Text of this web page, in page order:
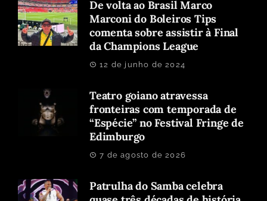
De volta ao Brasil Marco
Marconi do Boleiros Tips
comenta sobre assistir à Final
da Champions League
12 de junho de 2024
Teatro goiano atravessa
fronteiras com temporada de
“Espécie” no Festival Fringe de
Edimburgo
7 de agosto de 2026
Patrulha do Samba celebra